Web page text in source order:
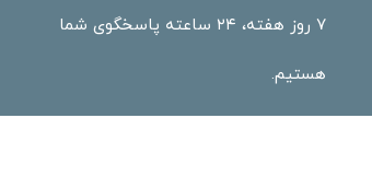
۷ روز هفته، ۲۴ ساعته پاسخگوی شما
هستیم.